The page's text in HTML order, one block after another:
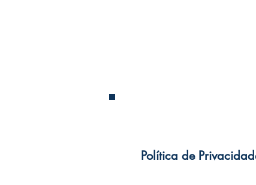
Política de